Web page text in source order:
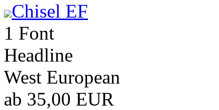
Chisel EF
1 Font
Headline
West European
ab 35,00 EUR